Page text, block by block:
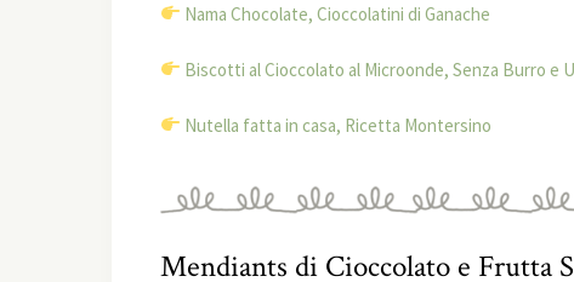
Nama Chocolate, Cioccolatini di Ganache
Biscotti al Cioccolato al Microonde, Senza Burro e
Nutella fatta in casa, Ricetta Montersino
Mendiants di Cioccolato e Frutta